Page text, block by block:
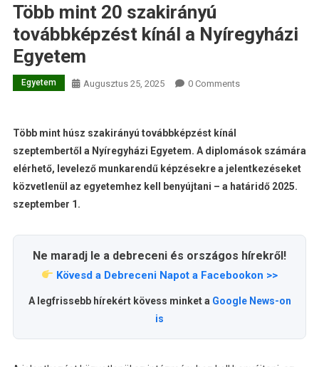
Több mint 20 szakirányú
továbbképzést kínál a Nyíregyházi
Egyetem
Egyetem Augusztus 25, 2025 0 Comments
Több mint húsz szakirányú továbbképzést kínál
szeptembertől a Nyíregyházi Egyetem. A diplomások számára
elérhető, levelező munkarendű képzésekre a jelentkezéseket
közvetlenül az egyetemhez kell benyújtani – a határidő 2025.
szeptember 1.
Ne maradj le a debreceni és országos hírekről!
Kövesd a Debreceni Napot a Facebookon >>
A legfrissebb hírekért kövess minket a Google News-on
is